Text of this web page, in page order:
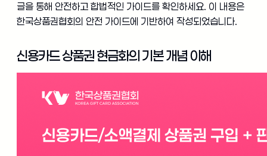
글을 통해 안전하고 합법적인 가이드를 확인하세요. 이 내용은
한국상품권협회의 안전 가이드에 기반하여 작성되었습니다.
신용카드 상품권 현금화의 기본 개념 이해